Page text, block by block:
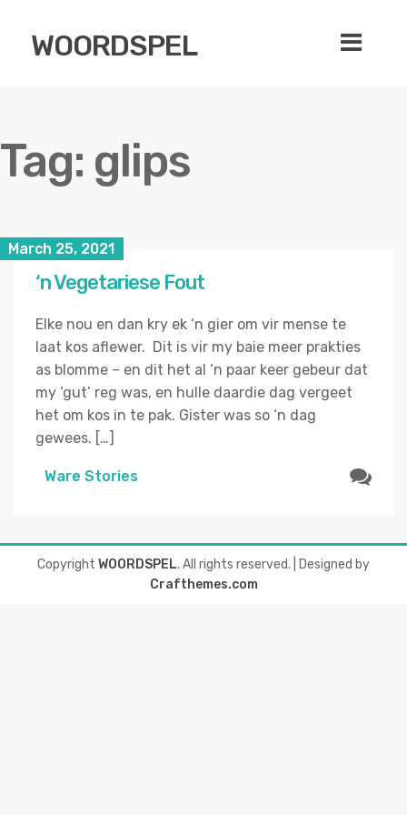
WOORDSPEL
Tag: glips
March 25, 2021
‘n Vegetariese Fout
Elke nou en dan kry ek ‘n gier om vir mense te
laat kos aflewer. Dit is vir my baie meer prakties
as blomme – en dit het al ‘n paar keer gebeur dat
my ‘gut’ reg was, en hulle daardie dag vergeet
het om kos in te pak. Gister was so ‘n dag
gewees. […]
Ware Stories
Copyright WOORDSPEL. All rights reserved.
| Designed by
Crafthemes.com